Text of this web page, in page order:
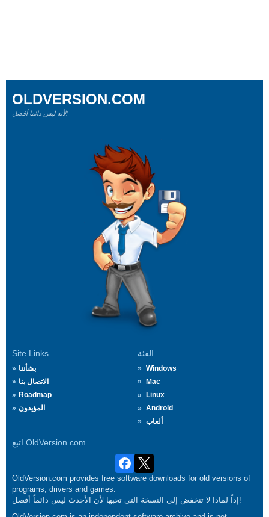
Site Links
بشأننا
الاتصال بنا
Roadmap
المؤيدون
الفئة
Windows
Mac
Linux
Android
ألعاب
اتبع OldVersion.com
OLDVERSION.COM
لأنه ليس دائما أفضل!
OldVersion.com provides free software downloads for old versions of
programs, drivers and games.
إذاً لماذا لا تنخفض إلى النسخة التي تحبها لأن الأحدث ليس دائماً أفضل!